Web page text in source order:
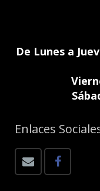
De Lunes a
Enlaces